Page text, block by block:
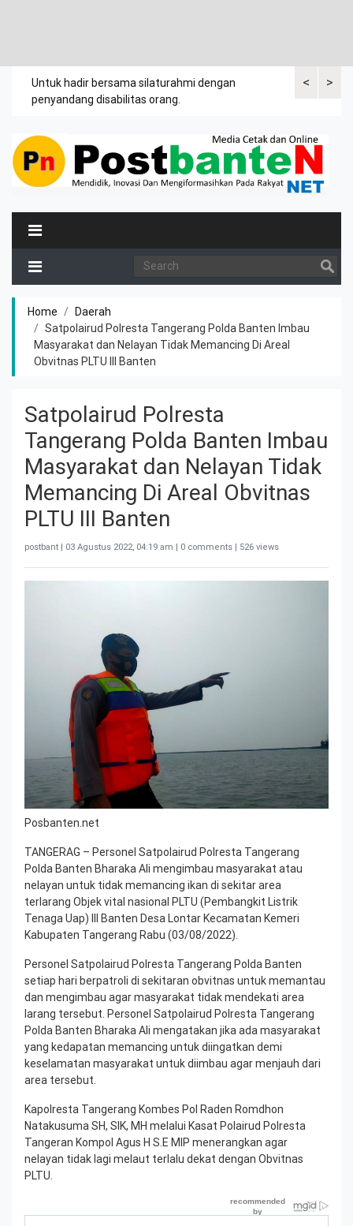
<
Untuk hadir bersama silaturahmi dengan
penyandang disabilitas orang.
Bupati>
Home
Daerah
Satpolairud Polresta Tangerang Polda Banten Imbau
Masyarakat dan Nelayan Tidak Memancing Di Areal
Obvitnas PLTU III Banten
Satpolairud Polresta
Tangerang Polda Banten Imbau
Masyarakat dan Nelayan Tidak
Memancing Di Areal Obvitnas
PLTU III Banten
postbant | 03 Agustus 2022, 04:19 am | 0 comments | 526 views
Posbanten.net
TANGERAG – Personel Satpolairud Polresta Tangerang
Polda Banten Bharaka Ali mengimbau masyarakat atau
nelayan untuk tidak memancing ikan di sekitar area
terlarang Objek vital nasional PLTU (Pembangkit Listrik
Tenaga Uap) III Banten Desa Lontar Kecamatan Kemeri
Kabupaten Tangerang Rabu (03/08/2022).
Personel Satpolairud Polresta Tangerang Polda Banten
setiap hari berpatroli di sekitaran obvitnas untuk memantau
dan mengimbau agar masyarakat tidak mendekati area
larang tersebut. Personel Satpolairud Polresta Tangerang
Polda Banten Bharaka Ali mengatakan jika ada masyarakat
yang kedapatan memancing untuk diingatkan demi
keselamatan masyarakat untuk diimbau agar menjauh dari
area tersebut.
Kapolresta Tangerang Kombes Pol Raden Romdhon
Natakusuma SH, SIK, MH melalui Kasat Polairud Polresta
Tangeran Kompol Agus H S.E MIP menerangkan agar
nelayan tidak lagi melaut terlalu dekat dengan Obvitnas
PLTU.